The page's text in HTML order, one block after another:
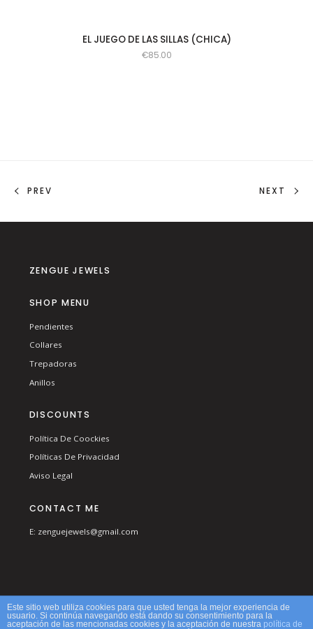
EL JUEGO DE LAS SILLAS (CHICA)
€85.00
PREV NEXT
ZENGUE JEWELS
SHOP MENU
Pendientes
Collares
Trepadoras
Anillos
DISCOUNTS
Política De Coockies
Políticas De Privacidad
Aviso Legal
CONTACT ME
E: zenguejewels@gmail.com
© 2026 ZENGUE. ALL RIGHTS RESERVED.
Este sitio web utiliza cookies para que usted tenga la mejor experiencia de
usuario. Si continúa navegando está dando su consentimiento para la
aceptación de las mencionadas cookies y la aceptación de nuestra política de